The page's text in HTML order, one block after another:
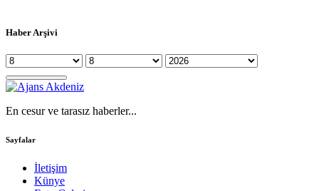
Haber Arşivi
En cesur ve tarasız haberler...
Sayfalar
İletişim
Künye